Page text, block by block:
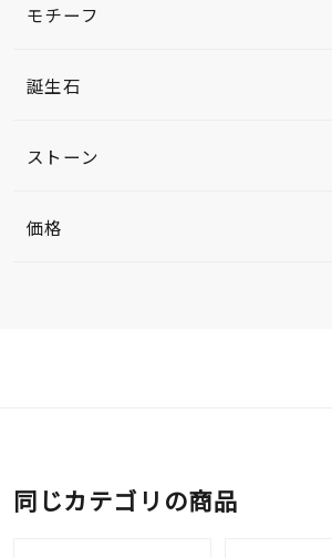
モチーフ
誕生石
ストーン
価格
同じカテゴリの商品